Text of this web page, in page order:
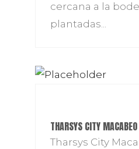
cercana a la
plantadas...
THARSYS CITY MACABEO
Tharsys City